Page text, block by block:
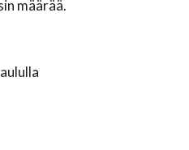
määrää.